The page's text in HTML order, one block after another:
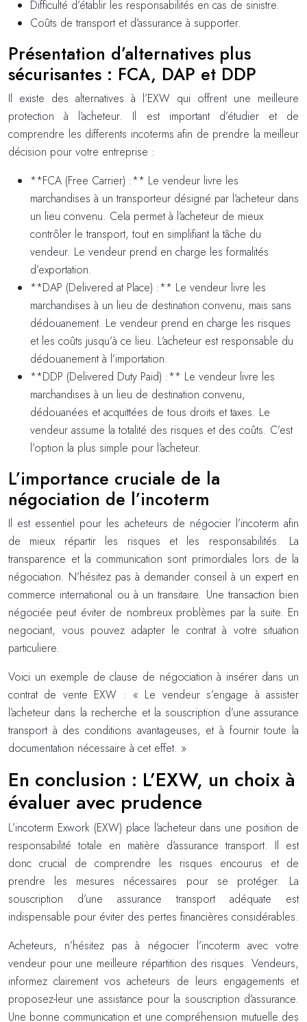
Difficulté d’établir les responsabilités en cas de sinistre.
Coûts de transport et d’assurance à supporter.
Présentation d’alternatives plus
sécurisantes : FCA, DAP et DDP
Il existe des alternatives à l’EXW qui offrent une meilleure
protection à l’acheteur. Il est important d’étudier et de
comprendre les differents incoterms afin de prendre la meilleur
décision pour votre entreprise :
**FCA (Free Carrier) :** Le vendeur livre les
marchandises à un transporteur désigné par l’acheteur dans
un lieu convenu. Cela permet à l’acheteur de mieux
contrôler le transport, tout en simplifiant la tâche du
vendeur. Le vendeur prend en charge les formalités
d’exportation.
**DAP (Delivered at Place) :** Le vendeur livre les
marchandises à un lieu de destination convenu, mais sans
dédouanement. Le vendeur prend en charge les risques
et les coûts jusqu’à ce lieu. L’acheteur est responsable du
dédouanement à l’importation.
**DDP (Delivered Duty Paid) :** Le vendeur livre les
marchandises à un lieu de destination convenu,
dédouanées et acquittées de tous droits et taxes. Le
vendeur assume la totalité des risques et des coûts. C’est
l’option la plus simple pour l’acheteur.
L’importance cruciale de la
négociation de l’incoterm
Il est essentiel pour les acheteurs de négocier l’incoterm afin
de mieux répartir les risques et les responsabilités. La
transparence et la communication sont primordiales lors de la
négociation. N’hésitez pas à demander conseil à un expert en
commerce international ou à un transitaire. Une transaction bien
négociée peut éviter de nombreux problèmes par la suite. En
negociant, vous pouvez adapter le contrat à votre situation
particuliere.
Voici un exemple de clause de négociation à insérer dans un
contrat de vente EXW : « Le vendeur s’engage à assister
l’acheteur dans la recherche et la souscription d’une assurance
transport à des conditions avantageuses, et à fournir toute la
documentation nécessaire à cet effet. »
En conclusion : L’EXW, un choix à
évaluer avec prudence
L’incoterm Exwork (EXW) place l’acheteur dans une position de
responsabilité totale en matière d’assurance transport. Il est
donc crucial de comprendre les risques encourus et de
prendre les mesures nécessaires pour se protéger. La
souscription d’une assurance transport adéquate est
indispensable pour éviter des pertes financières considérables.
Acheteurs, n’hésitez pas à négocier l’incoterm avec votre
vendeur pour une meilleure répartition des risques. Vendeurs,
informez clairement vos acheteurs de leurs engagements et
proposez-leur une assistance pour la souscription d’assurance.
Une bonne communication et une compréhension mutuelle des